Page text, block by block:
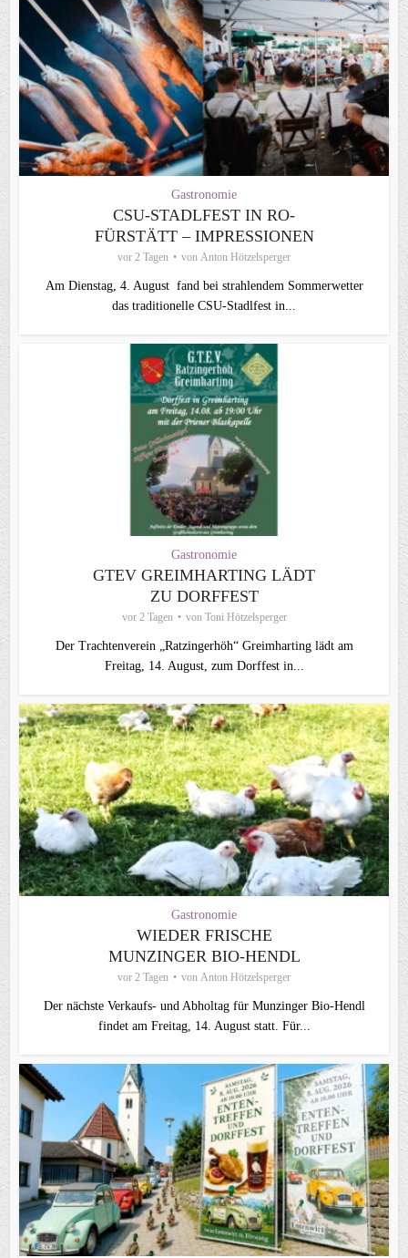
Gastronomie
CSU-STADLFEST IN RO-
FÜRSTÄTT – IMPRESSIONEN
vor 2 Tagen von Anton Hötzelsperger
Am Dienstag, 4. August fand bei strahlendem Sommerwetter
das traditionelle CSU-Stadlfest in...
Gastronomie
GTEV GREIMHARTING LÄDT
ZU DORFFEST
vor 2 Tagen von Toni Hötzelsperger
Der Trachtenverein „Ratzingerhöh“ Greimharting lädt am
Freitag, 14. August, zum Dorffest in...
Gastronomie
WIEDER FRISCHE
MUNZINGER BIO-HENDL
vor 2 Tagen von Anton Hötzelsperger
Der nächste Verkaufs- und Abholtag für Munzinger Bio-Hendl
findet am Freitag, 14. August statt. Für...